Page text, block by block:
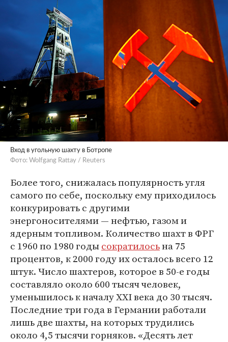
Вход в угольную шахту в Ботропе
Фото: Wolfgang Rattay / Reuters
Более того, снижалась популярность угля
самого по себе, поскольку ему приходилось
конкурировать с другими
энергоносителями — нефтью, газом и
ядерным топливом. Количество шахт в ФРГ
с 1960 по 1980 годысократилосьна 75
процентов, к 2000 году их осталось всего 12
штук. Число шахтеров, которое в 50-е годы
составляло около 600 тысяч человек,
уменьшилось к началу XXI века до 30 тысяч.
Последние три года в Германии работали
лишь две шахты, на которых трудились
около 4,5 тысячи горняков. «Десять лет